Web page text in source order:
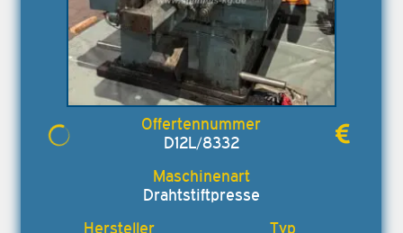
D12L/8332
Drahtstiftpresse